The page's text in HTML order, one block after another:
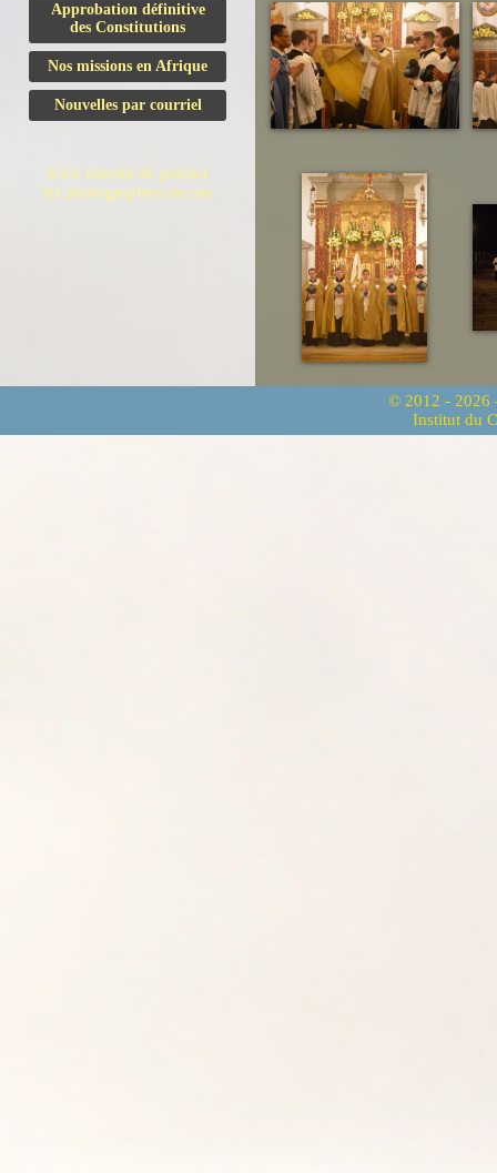
Approbation définitive
des Constitutions
Nos missions en Afrique
Nouvelles par courriel
Il est interdit de publier
les photographies du site
© 2012 -
Institut du